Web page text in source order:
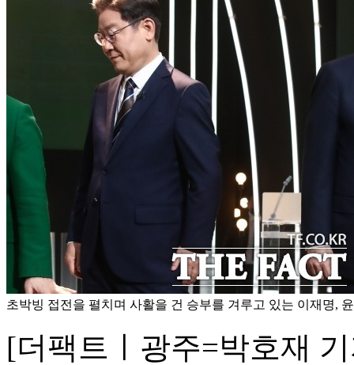
초박빙 접전을 펼치며 사활을 건 승부를 겨루고 있는 이재명,
[더팩트ㅣ광주=박호재